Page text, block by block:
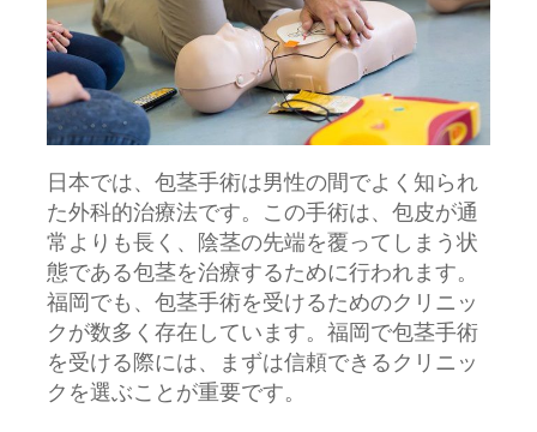
日本では、包茎手術は男性の間でよく知られ
た外科的治療法です。 この手術は、包皮が通
常よりも長く、陰茎の先端を覆ってしまう状
態である包茎を治療するために行われます。
福岡でも、包茎手術を受けるためのクリニッ
クが数多く存在しています。福岡で包茎手術
を受ける際には、まずは信頼できるクリニッ
クを選ぶことが重要です。